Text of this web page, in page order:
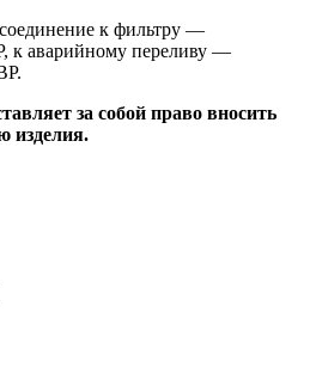
к фильтру —
к аварийному переливу —
за собой право вносить
изделия.